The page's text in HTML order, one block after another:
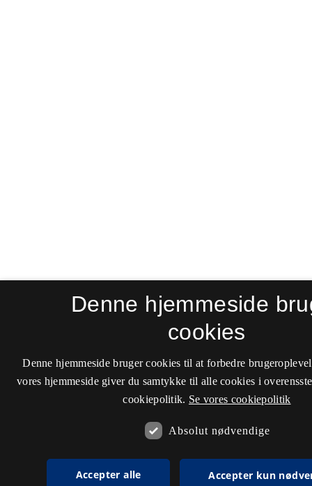
Denne hjemmeside
cookies
Denne hjemmeside bruger cookies til at forbedre
vores hjemmeside giver du samtykke til alle cookies i
cookiepolitik. Se vores cookiepolitik
Absolut nødvendige
Accepter alle Accepter kun